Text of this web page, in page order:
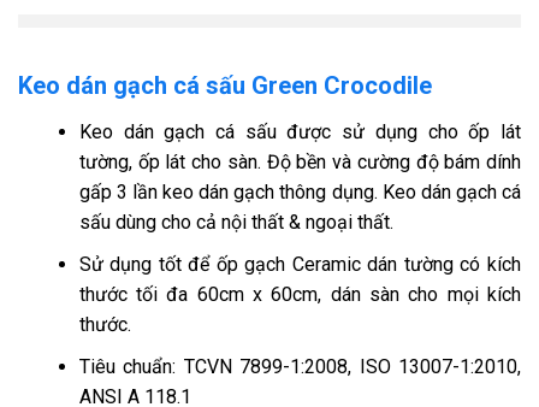
Keo dán gạch cá sấu Green Crocodile
Keo dán gạch cá sấu được sử dụng cho ốp lát
tường, ốp lát cho sàn. Độ bền và cường độ bám dính
gấp 3 lần keo dán gạch thông dụng. Keo dán gạch cá
sấu dùng cho cả nội thất & ngoại thất.
Sử dụng tốt để ốp gạch Ceramic dán tường có kích
thước tối đa 60cm x 60cm, dán sàn cho mọi kích
thước.
Tiêu chuẩn: TCVN 7899-1:2008, ISO 13007-1:2010,
ANSI A 118.1